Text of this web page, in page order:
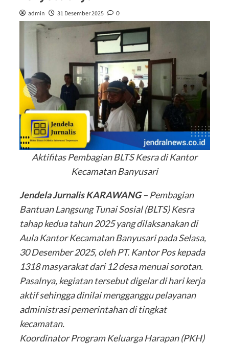
admin 31 Desember 2025 0
Aktifitas Pembagian BLTS Kesra di Kantor
Kecamatan Banyusari
Jendela Jurnalis KARAWANG– Pembagian
Bantuan Langsung Tunai Sosial (BLTS) Kesra
tahap kedua tahun 2025 yang dilaksanakan di
Aula Kantor Kecamatan Banyusari pada Selasa,
30 Desember 2025, oleh PT. Kantor Pos kepada
1318 masyarakat dari 12 desa menuai sorotan.
Pasalnya, kegiatan tersebut digelar di hari kerja
aktif sehingga dinilai mengganggu pelayanan
administrasi pemerintahan di tingkat
kecamatan.
Koordinator Program Keluarga Harapan (PKH)